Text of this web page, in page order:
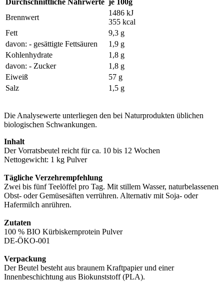
Brennwert
1486 kJ
355 kcal
Fett
9,3 g
davon: - gesättigte Fettsäuren
1,9 g
Kohlenhydrate
1,8 g
davon: - Zucker
1,8 g
Eiweiß
57 g
Salz
1,5 g
Die Analysewerte unterliegen den bei Naturprodukten üblichen
biologischen Schwankungen.
Inhalt
Der Vorratsbeutel reicht für ca. 10 bis 12 Wochen
Nettogewicht: 1 kg Pulver
Tägliche Verzehrempfehlung
Zwei bis fünf Teelöffel pro Tag. Mit stillem Wasser, naturbelassenen
Obst- oder Gemüsesäften verrühren. Alternativ mit Soja- oder
Hafermilch anrühren.
Zutaten
100 % BIO Kürbiskernprotein Pulver
DE-ÖKO-001
Verpackung
Der Beutel besteht aus braunem Kraftpapier und einer
Innenbeschichtung aus Biokunststoff (PLA).